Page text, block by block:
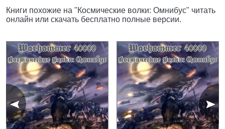
Книги похожие на "Космические волки: Омнибус" читать
онлайн или скачать бесплатно полные версии.